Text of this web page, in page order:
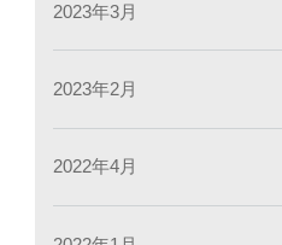
2023年3月
2023年2月
2022年4月